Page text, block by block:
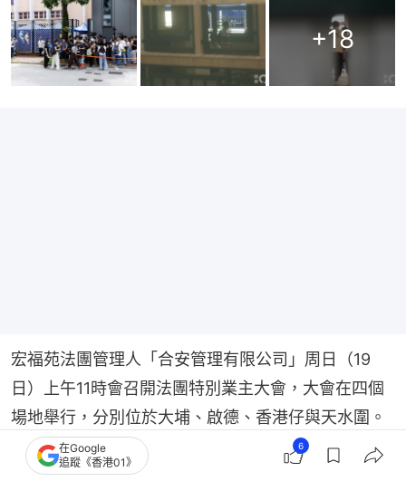
+18
宏福苑法團管理人「合安管理有限公司」周日（19
日）上午11時會召開法團特別業主大會，大會在四個
場地舉行，分別位於大埔、啟德、香港仔與天水圍。
在大埔，因場地最初禁止兩名聯名業主一同進入，擾
攘良久；另有獲授權人士，需時約45分鐘確認身份，
在Google
追蹤《香港01》
6